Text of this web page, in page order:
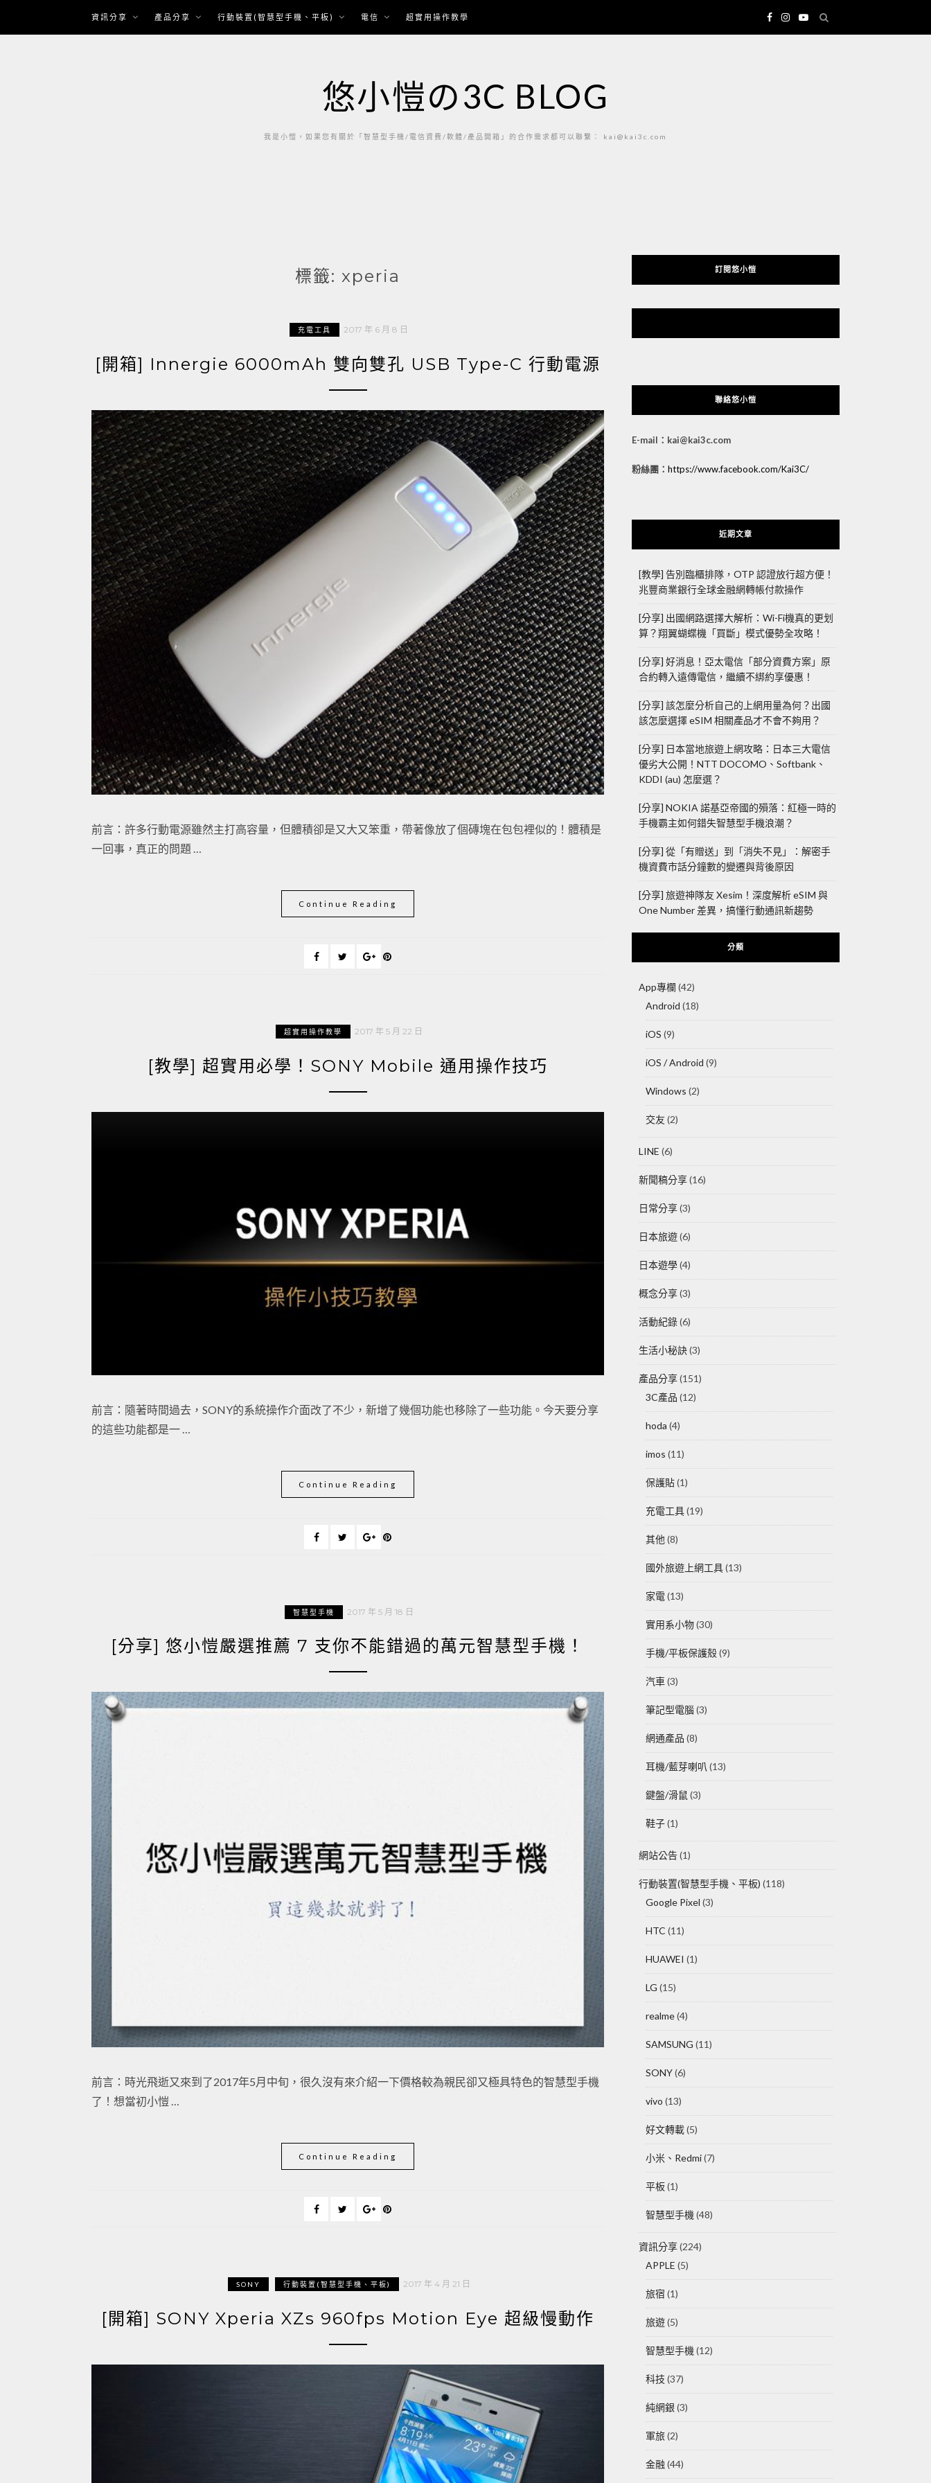
content
資訊分享 產品分享 行動裝置(智慧型手機、平板) 電信 超實用操作教學
悠小愷の3C BLOG
我是小愷，如果您有關於「智慧型手機/電信資費/軟體/產品開箱」的合作需求都可以聯繫： kai@kai3c.com
標籤: xperia
充電工具 2017 年 6 月 8 日
[開箱] Innergie 6000mAh 雙向雙孔 USB Type-C 行動電源
前言：許多行動電源雖然主打高容量，但體積卻是又大又笨重，帶著像放了個磚塊在包包裡似的！體積是
一回事，真正的問題 …
Continue Reading
超實用操作教學 2017 年 5 月 22 日
[教學] 超實用必學！SONY Mobile 通用操作技巧
前言：隨著時間過去，SONY的系統操作介面改了不少，新增了幾個功能也移除了一些功能。今天要分享
的這些功能都是一 …
Continue Reading
智慧型手機 2017 年 5 月 18 日
[分享] 悠小愷嚴選推薦 7 支你不能錯過的萬元智慧型手機！
前言：時光飛逝又來到了2017年5月中旬，很久沒有來介紹一下價格較為親民卻又極具特色的智慧型手機
了！想當初小愷 …
Continue Reading
SONY 行動裝置(智慧型手機、平板) 2017 年 4 月 21 日
[開箱] SONY Xperia XZs 960fps Motion Eye 超級慢動作
訂閱悠小愷
聯絡悠小愷
E-mail：kai@kai3c.com
粉絲團： https://www.facebook.com/Kai3C/
近期文章
[教學] 告別臨櫃排隊，OTP 認證放行超方便！
兆豐商業銀行全球金融網轉帳付款操作
[分享] 出國網路選擇大解析：Wi-Fi機真的更划
算？翔翼蝴蝶機「買斷」模式優勢全攻略！
[分享] 好消息！亞太電信「部分資費方案」原
合約轉入遠傳電信，繼續不綁約享優惠！
[分享] 該怎麼分析自己的上網用量為何？出國
該怎麼選擇 eSIM 相關產品才不會不夠用？
[分享] 日本當地旅遊上網攻略：日本三大電信
優劣大公開！NTT DOCOMO、Softbank、
KDDI (au) 怎麼選？
[分享] NOKIA 諾基亞帝國的殞落：紅極一時的
手機霸主如何錯失智慧型手機浪潮？
[分享] 從「有贈送」到「消失不見」：解密手
機資費市話分鐘數的變遷與背後原因
[分享] 旅遊神隊友 Xesim！深度解析 eSIM 與
One Number 差異，搞懂行動通訊新趨勢
分類
App專欄 (42)
Android (18)
iOS (9)
iOS / Android (9)
Windows (2)
交友 (2)
LINE (6)
新聞稿分享(16)
日常分享(3)
日本旅遊(6)
日本遊學(4)
概念分享(3)
活動紀錄(6)
生活小秘訣(3)
產品分享(151)
3C產品 (12)
hoda (4)
imos (11)
保護貼(1)
充電工具(19)
其他 (8)
國外旅遊上網工具(13)
家電 (13)
實用系小物(30)
手機/平板保護殼(9)
汽車 (3)
筆記型電腦(3)
網通產品 (8)
耳機/藍芽喇叭 (13)
鍵盤/滑鼠 (3)
鞋子(1)
網站公告(1)
行動裝置(智慧型手機、平板) (118)
Google Pixel (3)
HTC (11)
HUAWEI (1)
LG (15)
realme(4)
SAMSUNG (11)
SONY(6)
vivo (13)
好文轉載(5)
小米、Redmi(7)
平板(1)
智慧型手機 (48)
資訊分享(224)
APPLE (5)
旅宿 (1)
旅遊(5)
智慧型手機 (12)
科技 (37)
純網銀 (3)
軍旅(2)
金融 (44)